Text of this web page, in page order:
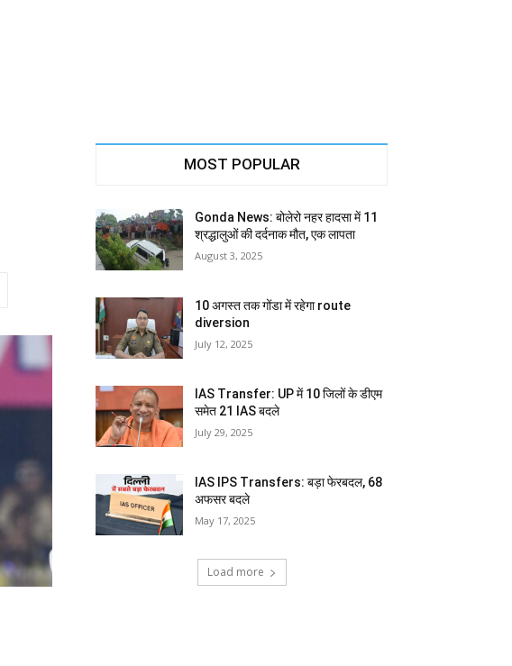
MOST POPULAR
Gonda News: बोलेरो नहर हादसा में 11
श्रद्धालुओं की दर्दनाक मौत, एक लापता
August 3, 2025
10 अगस्त तक गोंडा में रहेगा route
diversion
July 12, 2025
IAS Transfer: UP में 10 जिलों के डीएम
समेत 21 IAS बदले
July 29, 2025
IAS IPS Transfers: बड़ा फेरबदल, 68
अफसर बदले
May 17, 2025
Load more